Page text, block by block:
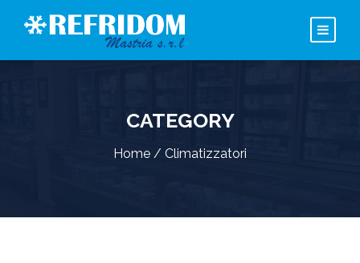
CATEGORY
Home / Climatizzatori